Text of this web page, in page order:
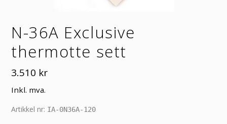
N-36A Exclusive
thermotte sett
Vanlig
pris
3.510 kr
Inkl. mva.
Artikkel nr: IA-0N36A-120